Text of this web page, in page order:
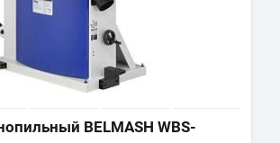
BELMASH WBS-